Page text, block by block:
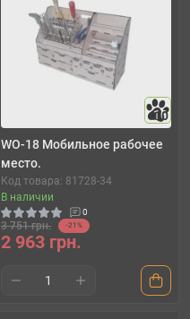
10
WO-18 Мобильное рабочее
место.
Код товара: 81728-34
В наличии
0
3 751 грн. -21%
2 963 грн.